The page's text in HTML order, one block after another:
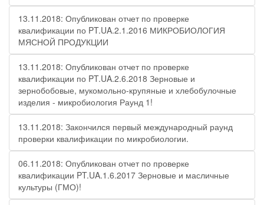
13.11.2018: Опубликован отчет по проверке
квалификации по PT.UA.2.1.2016 МИКРОБИОЛОГИЯ
МЯСНОЙ ПРОДУКЦИИ
13.11.2018: Опубликован отчет по проверке
квалификации по PT.UA.2.6.2018 Зерновые и
зернобобовые, мукомольно-крупяные и хлебобулочные
изделия - микробиология Раунд 1!
13.11.2018: Закончился первый международный раунд
проверки квалификации по микробиологии.
06.11.2018: Опубликован отчет по проверке
квалификации PT.UA.1.6.2017 Зерновые и масличные
культуры (ГМО)!